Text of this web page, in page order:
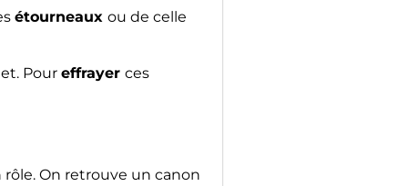
étourneaux ou de celle
Pour effrayer ces
On retrouve un canon